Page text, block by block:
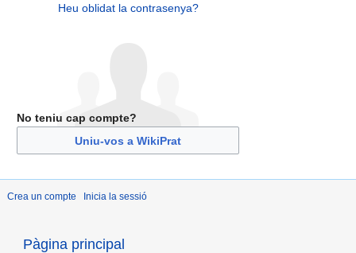
Heu oblidat la contrasenya?
No teniu cap compte?
Uniu-vos a WikiPrat
Crea un compte Inicia la sessió
Pàgina principal